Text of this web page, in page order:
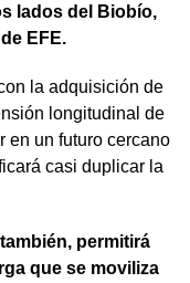
lados del Biobío,
EFE.
la adquisición de
longitudinal de
en un futuro cercano
casi duplicar la
permitirá
que se moviliza